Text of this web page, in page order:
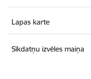
Lapas karte
Sīkdatņu izvēles maiņa